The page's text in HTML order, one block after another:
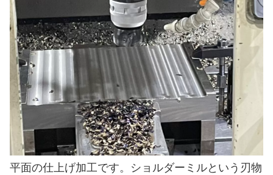
平面の仕上げ加工です。ショルダーミルという刃物